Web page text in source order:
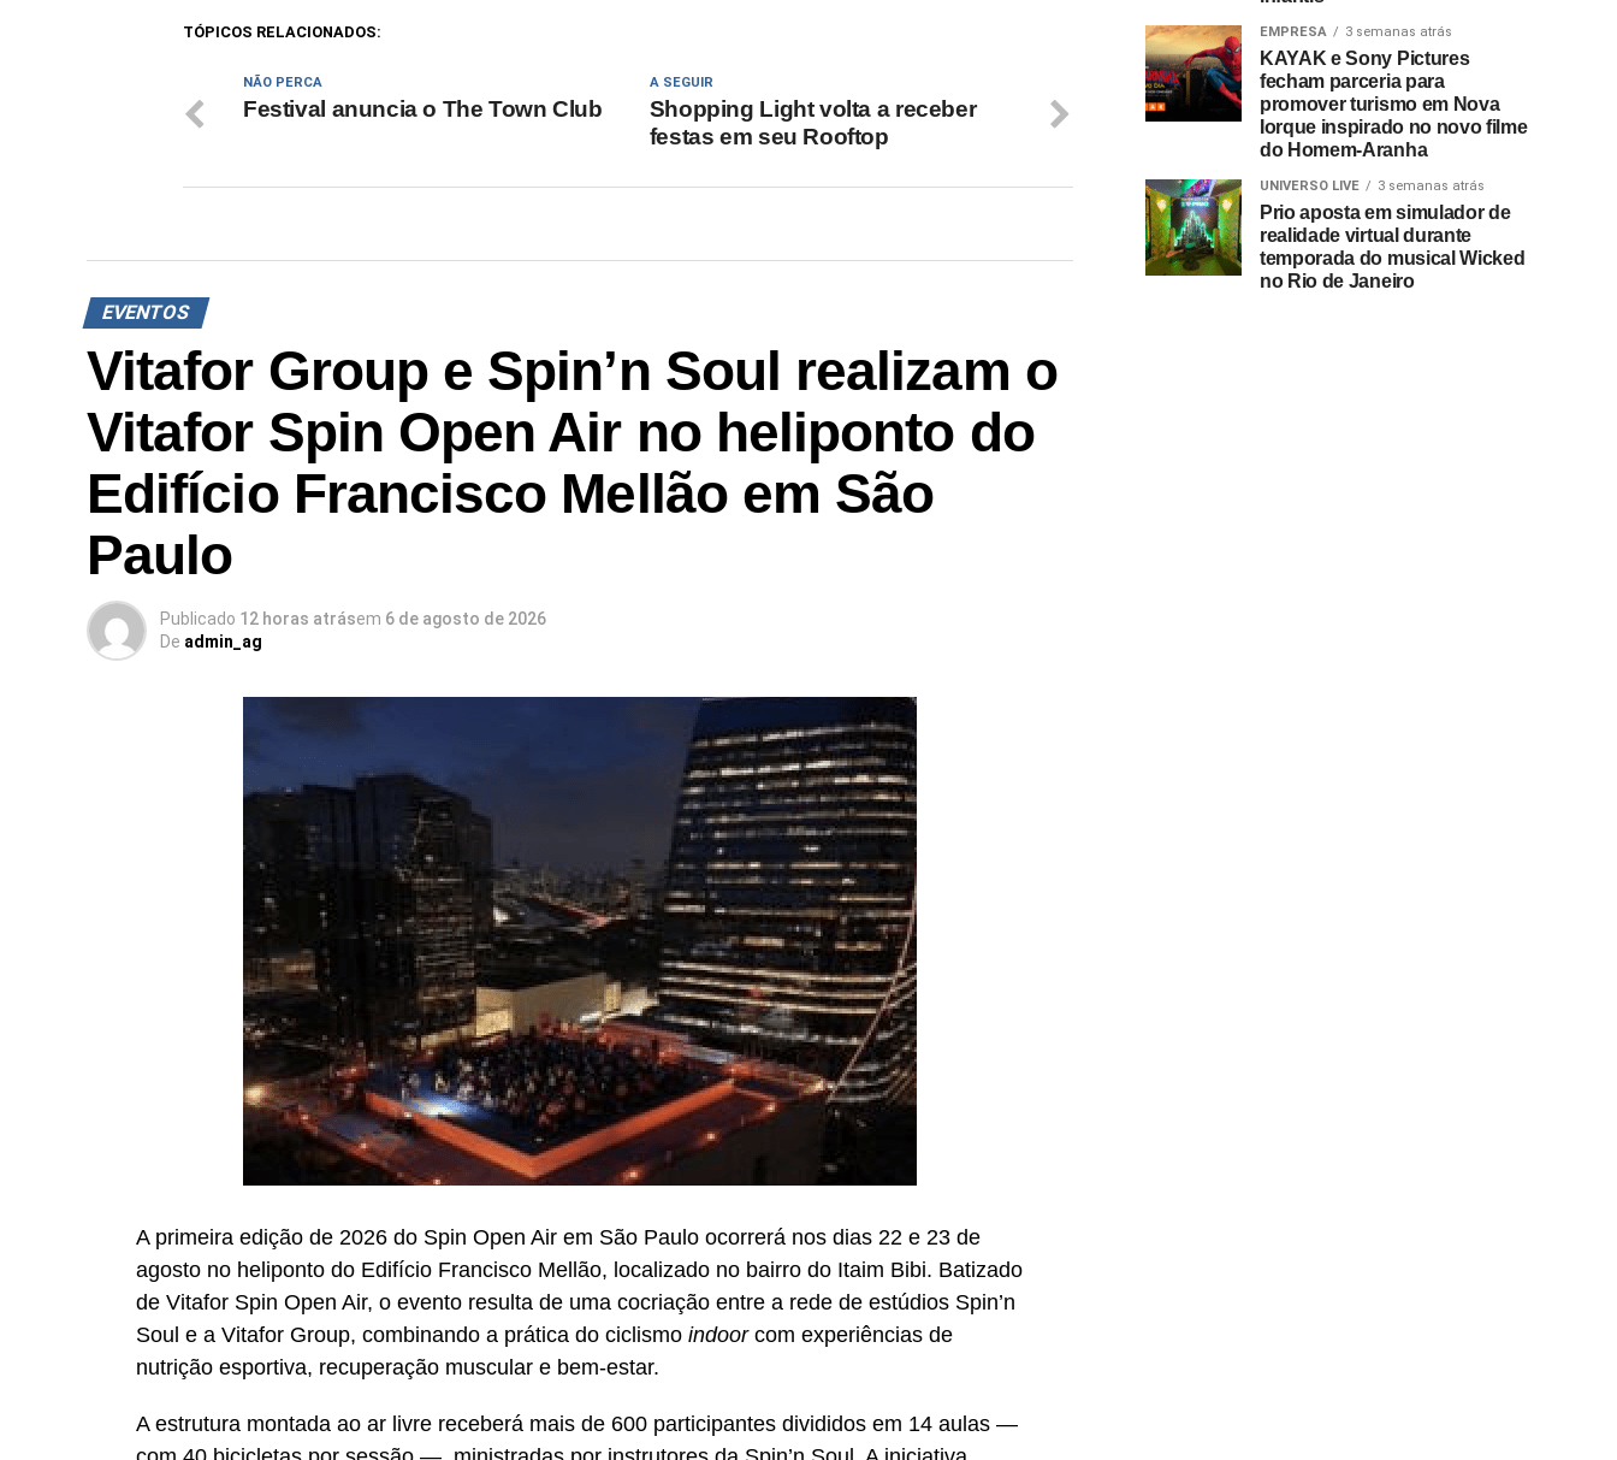
TÓPICOS RELACIONADOS:
A SEGUIR
Shopping Light volta a receber
festas em seu Rooftop
NÃO PERCA
Festival anuncia o The Town Club
EVENTOS
Vitafor Group e Spin’n Soul realizam o
Vitafor Spin Open Air no heliponto do
Edifício Francisco Mellão em São
Paulo
Publicado 12 horas atrásem 6 de agosto de 2026
De admin_ag
A primeira edição de 2026 do Spin Open Air em São Paulo ocorrerá nos dias 22 e 23 de
agosto no heliponto do Edifício Francisco Mellão, localizado no bairro do Itaim Bibi. Batizado
de Vitafor Spin Open Air, o evento resulta de uma cocriação entre a rede de estúdios Spin’n
Soul e a Vitafor Group, combinando a prática do ciclismo indoorcom experiências de
nutrição esportiva, recuperação muscular e bem-estar.
A estrutura montada ao ar livre receberá mais de 600 participantes divididos em 14 aulas —
EMPRESA 3 semanas atrás
KAYAK e Sony Pictures
fecham parceria para
promover turismo em Nova
Iorque inspirado no novo filme
do Homem-Aranha
UNIVERSO LIVE 3 semanas atrás
Prio aposta em simulador de
realidade virtual durante
temporada do musical Wicked
no Rio de Janeiro